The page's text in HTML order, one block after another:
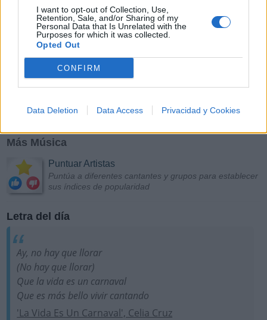
I want to opt-out of Collection, Use,
Retention, Sale, and/or Sharing of my
Personal Data that Is Unrelated with the
Purposes for which it was collected.
Opted Out
CONFIRM
Data Deletion Data Access Privacidad y Cookies
Más Música
Puntuar Artistas
Puntúa a diferentes cantantes y grupos para establecer
sus índices de popularidad
Letra del día
Ay, no hay que llorar
(No hay que llorar)
Que la vida es un carnaval
Que es más bello vivir cantando
'La Vida Es Un Carnaval', Celia Cruz